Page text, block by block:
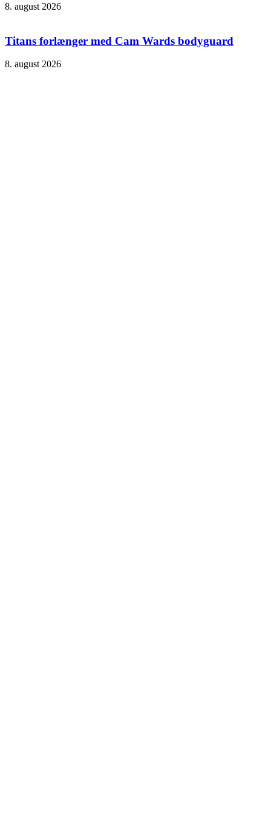
8. august 2026
Titans forlænger med Cam Wards bodyguard
8. august 2026